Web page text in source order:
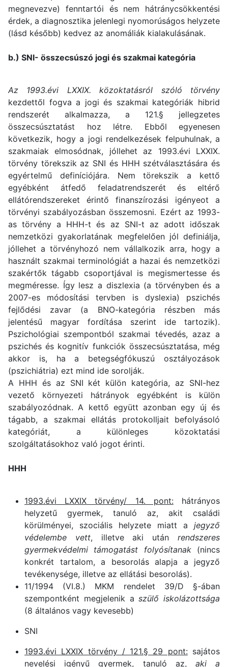
megnevezve) fenntartói és nem hátránycsökkentési
érdek, a diagnosztika jelenlegi nyomorúságos helyzete
(lásd később) kedvez az anomáliák kialakulásának.
b.) SNI- összecsúszó jogi és szakmai kategória
Az 1993.évi LXXIX. közoktatásról szóló törvény
kezdettől fogva a jogi és szakmai kategóriák hibrid
rendszerét alkalmazza, a 121.§ jellegzetes
összecsúsztatást hoz létre. Ebből egyenesen
következik, hogy a jogi rendelkezések felpuhulnak, a
szakmaiak elmosódnak, jóllehet az 1993.évi LXXIX.
törvény törekszik az SNI és HHH szétválasztására és
egyértelmű definíciójára. Nem törekszik a kettő
egyébként átfedő feladatrendszerét és eltérő
ellátórendszereket érintő finanszírozási igényeot a
törvényi szabályozásban összemosni. Ezért az 1993-
as törvény a HHH-t és az SNI-t az adott időszak
nemzetközi gyakorlatának megfelelően jól definiálja,
jóllehet a törvényhozó nem vállalkozik arra, hogy a
használt szakmai terminológiát a hazai és nemzetközi
szakértők tágabb csoportjával is megismertesse és
megméresse. Így lesz a diszlexia (a törvényben és a
2007-es módosítási tervben is dyslexia) pszichés
fejlődési zavar (a BNO-kategória részben más
jelentésű magyar fordítása szerint ide tartozik).
Pszichológiai szempontból szakmai tévedés, azaz a
pszichés és kognitív funkciók összecsúsztatása, még
akkor is, ha a betegségfókuszú osztályozások
(pszichiátria) ezt mind ide sorolják.
A HHH és az SNI két külön kategória, az SNI-hez
vezető környezeti hátrányok egyébként is külön
szabályozódnak. A kettő együtt azonban egy új és
tágabb, a szakmai ellátás protokolljait befolyásoló
kategóriát, a különleges közoktatási
szolgáltatásokhoz való jogot érinti.
HHH
1993.évi LXXIX törvény/ 14. pont:hátrányos
helyzetű gyermek, tanuló az, akit családi
körülményei, szociális helyzete miatt a jegyző
védelembe vett, illetve aki utánrendszeres
gyermekvédelmi támogatást folyósítanak(nincs
konkrét tartalom, a besorolás alapja a jegyző
tevékenysége, illetve az ellátási besorolás).
11/1994 (VI.8.) MKM rendelet 39/D §-ában
szempontként megjelenik aszülő iskolázottsága
(8 általános vagy kevesebb)
SNI
1993.évi LXXIX törvény / 121.§ 29 pont:sajátos
nevelési igényű gyermek, tanuló az, aki a